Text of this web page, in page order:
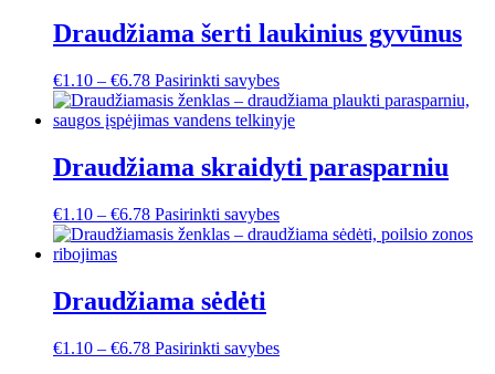
variants.
The
may
be
chosen
the
product
Draudžiama šerti laukinius gyvūnus
€1.10 – €6.78 Pasirinkti savybesThis
product
has
variants.
The
may
be
Draudžiama skraidyti parasparniu
€1.10 – €6.78 Pasirinkti savybesThis
product
may
Draudžiama sėdėti
€1.10 – €6.78 Pasirinkti savybesThis